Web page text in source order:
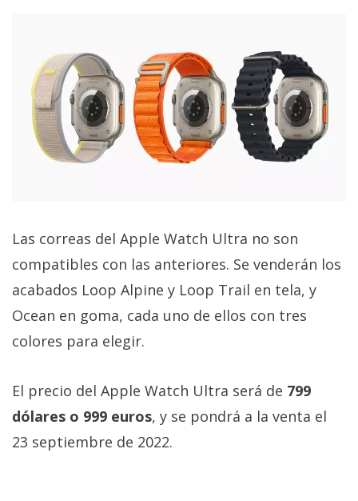
Las correas del Apple Watch Ultra no son
compatibles con las anteriores. Se venderán los
acabados Loop Alpine y Loop Trail en tela, y
Ocean en goma, cada uno de ellos con tres
colores para elegir.
El precio del Apple Watch Ultra será de 799
dólares o 999 euros, y se pondrá a la venta el
23 septiembre de 2022.